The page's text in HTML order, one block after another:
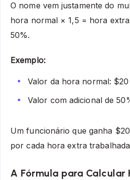
O nome vem justamente do
hora normal × 1,5 = hora
50%.
Exemplo:
Valor da hora normal: $20
Valor com adicional de
Um funcionário que ganha
por cada hora extra
A Fórmula para Calcular